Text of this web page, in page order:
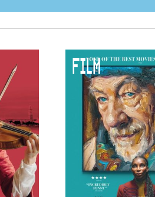
FILM